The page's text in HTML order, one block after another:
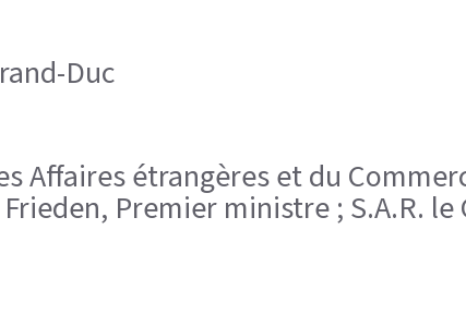
Duc
Affaires étrangères et du
Premier ministre ; S.A.R. le